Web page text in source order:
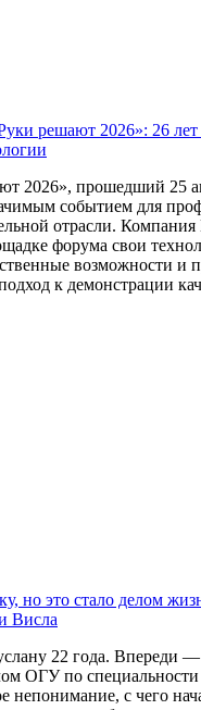
решают 2026»: 26
2026», прошедший 25
событием для
отрасли. Компания
форума свои
возможности и
к демонстрации
но это стало делом
Висла
22 года. Впереди
ОГУ по специальности
непонимание, с чего